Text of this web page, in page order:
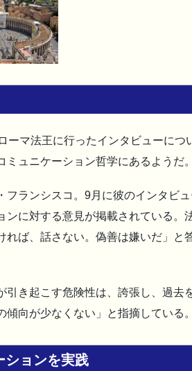
ーマ法王に行ったインタビューにつ
ュニケーション哲学にあるようだ。
ランシスコ。9月に彼のインタビュ
ンに対する意見が掲載されている。
ば、話さない。偽善は嫌いだ」と
き起こす危険性は、誇張し、過去
向が少なくない」と指摘している。
ションを実践